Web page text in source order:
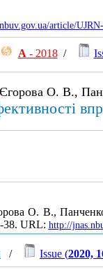
article/
А - 2018/
О. В.,
О. В., Панченко
38. URL: http://
/ Issue (2020,